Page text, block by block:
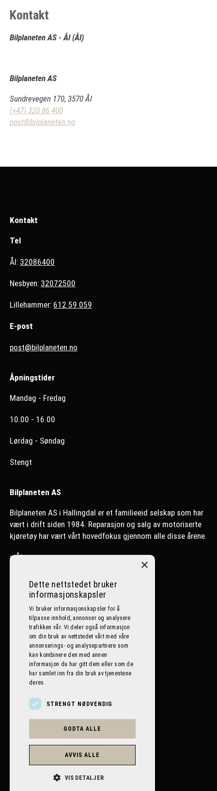
Kontakt
Bilplaneten AS - Ål (Ål)
Bilplaneten AS
Sundrevegen 170, 3570 Ål
(+47) 320 86 400
post@bilplaneten.no
Kontakt
Tel
Ål: 32086400
Nesbyen: 32072500
Lillehammer: 612 59 059
E-post
post@bilplaneten.no
Åpningstider
Mandag - Fredag
10.00 - 16.00
Lørdag - Søndag
Stengt
Bilplaneten AS
Bilplaneten AS i Hallingdal er et familieeid selskap som har
vært i drift siden 1984. Reparasjon og salg av motoriserte
kjøretøy har vært vårt hovedfokus gjennom alle disse årene.
>Ål
Nesbyen
Lillehammer
Følg oss på sosiale medier
POWERED BY EMPORI CMS
×
Dette nettstedet bruker
informasjonskapsler
Vi bruker informasjonskapsler for å
tilpasse innhold, annonser og analysere
trafikken vår. Vi deler også informasjon
om din bruk av nettstedet vårt med våre
annonserings- og analysepartnere som
kan kombinere den med annen
informasjon du har gitt dem eller som de
har samlet inn fra din bruk av tjenestene
deres.
STRENGT NØDVENDIG
GODTA ALLE
AVVIS ALLE
VIS DETALJER